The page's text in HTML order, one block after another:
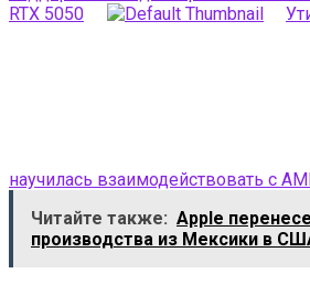
RTX 5050
научилась взаимодействовать с
Читайте также: Apple
производства из Мексики в